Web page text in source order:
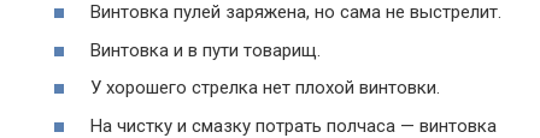
Винтовка пулей заряжена, но сама не выстрелит.
Винтовка и в пути товарищ.
У хорошего стрелка нет плохой винтовки.
На чистку и смазку потрать полчаса — винтовка